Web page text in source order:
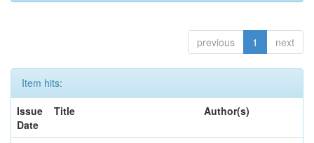
previous 1 next
Item hits:
Issue
Date
Title Author(s)